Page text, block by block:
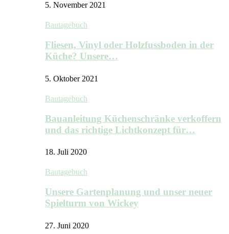
5. November 2021
Bautagebuch
Fliesen, Vinyl oder Holzfussboden in der
Küche? Unsere…
5. Oktober 2021
Bautagebuch
Bauanleitung Küchenschränke verkoffern
und das richtige Lichtkonzept für…
18. Juli 2020
Bautagebuch
Unsere Gartenplanung und unser neuer
Spielturm von Wickey
27. Juni 2020